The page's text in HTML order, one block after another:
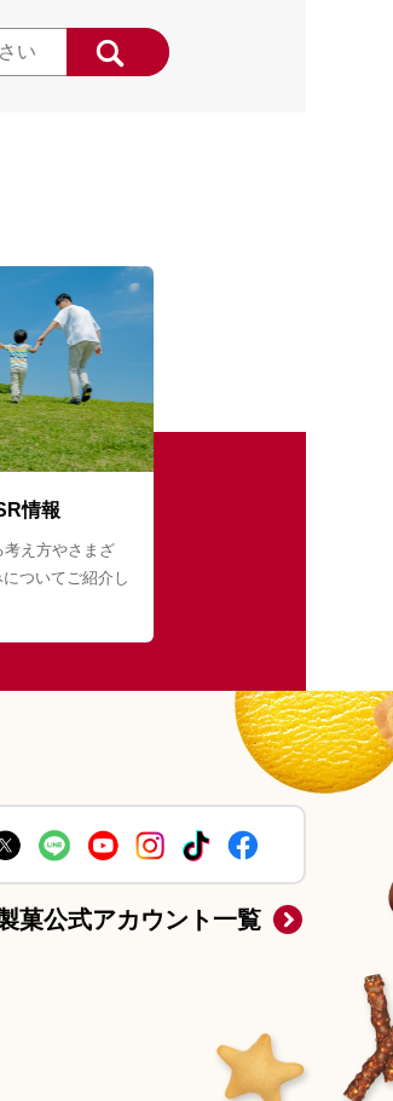
情報
考え方やさまざ
ついてご紹介し
菓公式アカウント一覧